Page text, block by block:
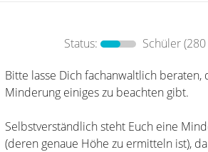
Status:
Schüler
Bitte lasse Dich fachanwaltlich beraten,
Minderung einiges zu beachten gibt.
Selbstverständlich steht Euch eine
(deren genaue Höhe zu ermitteln ist),